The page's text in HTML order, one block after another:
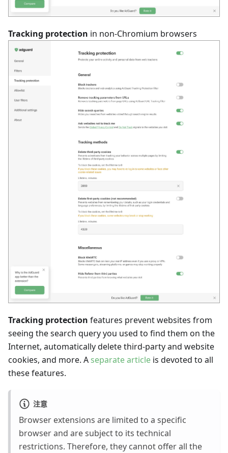
Tracking protection in non-Chromium browsers
Tracking protection features prevent websites from
seeing the search query you used to find them on the
Internet, automatically delete third-party and website
cookies, and more. A separate article is devoted to all
these features.
注意
Browser extensions are limited to a specific
browser and are subject to its technical
restrictions. Therefore, they cannot offer all the